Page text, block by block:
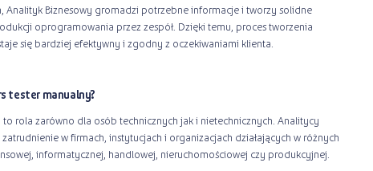
Analityk Biznesowy gromadzi potrzebne informacje i tworzy solidne
oprogramowania przez zespół. Dzięki temu, proces tworzenia
się bardziej efektywny i zgodny z oczekiwaniami klienta.
tester manualny?
to rola zarówno dla osób technicznych jak i nietechnicznych. Analitycy
w firmach, instytucjach i organizacjach działających w różnych
informatycznej, handlowej, nieruchomościowej czy produkcyjnej.